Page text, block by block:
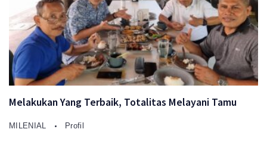
Melakukan Yang Terbaik, Totalitas Melayani Tamu
MILENIAL Profil